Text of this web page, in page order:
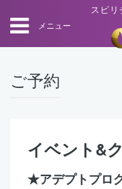
メニュー
スピ
ご予約
イベント&
★アデプトプロ